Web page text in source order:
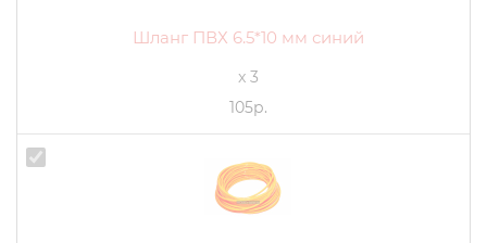
Шланг ПВХ 6.5*10 мм синий
x 3
105р.